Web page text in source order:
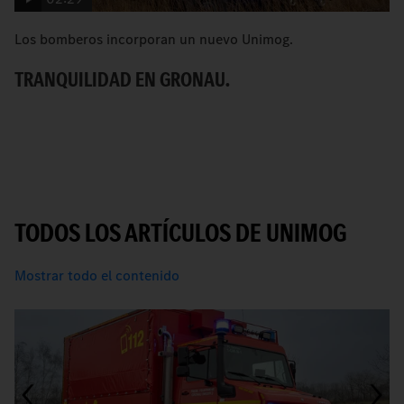
Los bomberos incorporan un nuevo Unimog.
TRANQUILIDAD EN GRONAU.
TODOS LOS ARTÍCULOS DE UNIMOG
Mostrar todo el contenido